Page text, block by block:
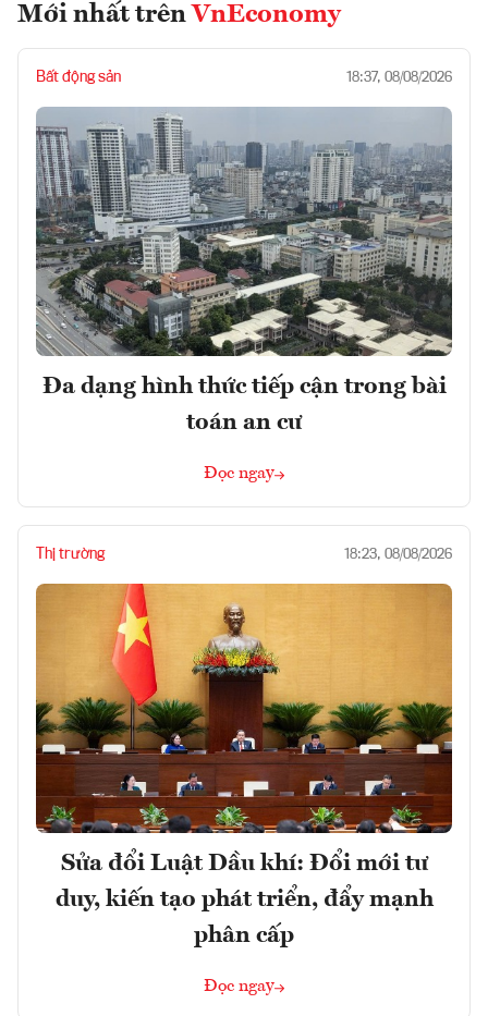
Mới nhất trên VnEconomy
Bất động sản 18:37, 08/08/2026
Đa dạng hình thức tiếp cận trong bài
toán an cư
Đọc ngay
Thị trường 18:23, 08/08/2026
Sửa đổi Luật Dầu khí: Đổi mới tư
duy, kiến tạo phát triển, đẩy mạnh
phân cấp
Đọc ngay